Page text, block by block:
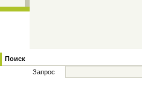
Поиск
Запрос